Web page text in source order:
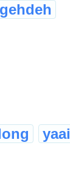
gehdeh
yaai